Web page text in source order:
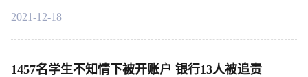
2021-12-18
1457名学生不知情下被开账户 银行13人被追责